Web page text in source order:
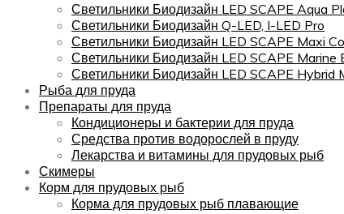
Светильники Биодизайн LED SCAPE Aqua
Светильники Биодизайн Q-LED, I-LED Pro
Светильники Биодизайн LED SCAPE Maxi
Светильники Биодизайн LED SCAPE Marine
Светильники Биодизайн LED SCAPE
Рыба для пруда
Препараты для пруда
Кондиционеры и бактерии для пруда
Средства против водорослей в пруду
Лекарства и витамины для прудовых рыб
Скимеры
Корм для прудовых рыб
Корма для прудовых рыб плавающие